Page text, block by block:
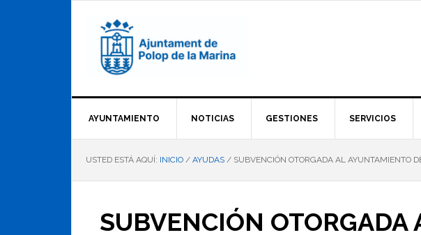
AYUNTAMIENTO NOTICIAS GESTIONES SERVICIOS
USTED ESTÁ AQUÍ: INICIO / AYUDAS / SUBVENCIÓN OTORGADA AL AYUNTAMIENTO
SUBVENCIÓN